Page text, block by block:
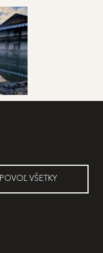
POVOĽ VŠETKY